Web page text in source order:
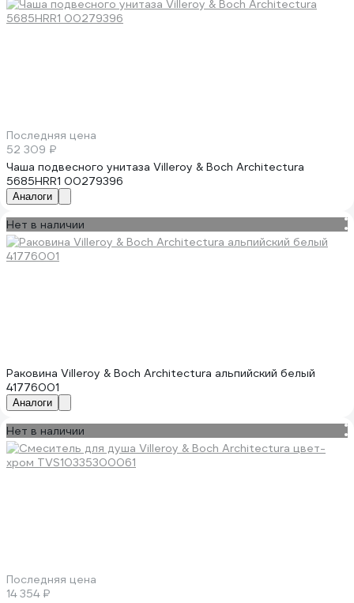
Последняя цена
52 309 ₽
Чаша подвесного унитаза Villeroy & Boch Architectura
5685HRR1 00279396
Аналоги
Нет в наличии
Раковина Villeroy & Boch Architectura альпийский белый
41776001
Аналоги
Нет в наличии
Последняя цена
14 354 ₽